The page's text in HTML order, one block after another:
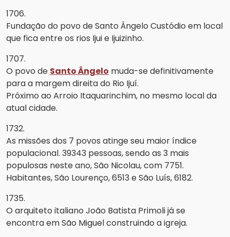
1706.
Fundação do povo de Santo Ângelo Custódio em local
que fica entre os rios Ijui e Ijuizinho.
1707.
O povo de Santo Ângelo muda-se definitivamente
para a margem direita do Rio Ijuí.
Próximo ao Arroio Itaquarinchim, no mesmo local da
atual cidade.
1732.
As missões dos 7 povos atinge seu maior índice
populacional. 39343 pessoas, sendo as 3 mais
populosas neste ano, São Nicolau, com 7751.
Habitantes, São Lourenço, 6513 e São Luís, 6182.
1735.
O arquiteto italiano João Batista Primoli já se
encontra em São Miguel construindo a igreja.